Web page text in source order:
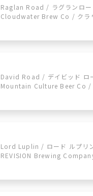
Raglan Road / ラグランロー
Cloudwater Brew Co / クラ
David Road / デイビッド ロ
Mountain Culture Beer Co /
Lord Luplin / ロード ルプリ
REVISION Brewing